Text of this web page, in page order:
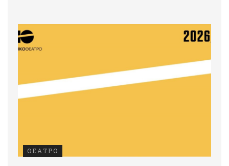
ΘΕΑΤΡΟ